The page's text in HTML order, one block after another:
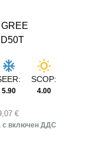
GREE
ac_unit
5.90
wb_sunny
SCOP:
4.00
€